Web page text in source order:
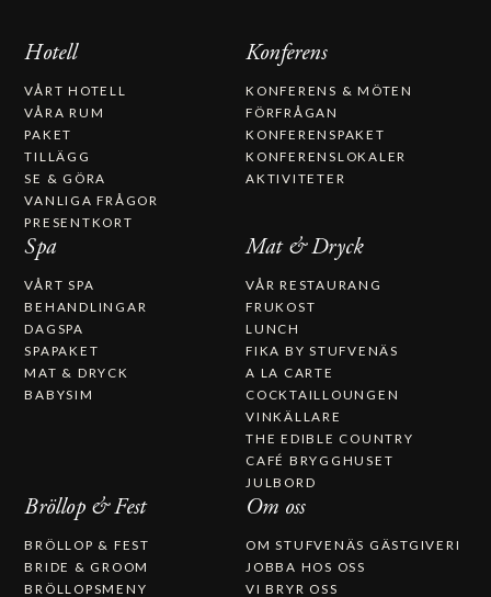
Hotell
VÅRT HOTELL
VÅRA RUM
PAKET
TILLÄGG
SE & GÖRA
VANLIGA FRÅGOR
PRESENTKORT
Konferens
KONFERENS & MÖTEN
FÖRFRÅGAN
KONFERENSPAKET
KONFERENSLOKALER
AKTIVITETER
Spa
VÅRT SPA
BEHANDLINGAR
DAGSPA
SPAPAKET
MAT & DRYCK
BABYSIM
Mat & Dryck
VÅR RESTAURANG
FRUKOST
LUNCH
FIKA BY STUFVENÄS
A LA CARTE
COCKTAILLOUNGEN
VINKÄLLARE
THE EDIBLE COUNTRY
CAFÉ BRYGGHUSET
JULBORD
Bröllop & Fest
BRÖLLOP & FEST
BRIDE & GROOM
BRÖLLOPSMENY
Om oss
OM STUFVENÄS GÄSTGIVERI
JOBBA HOS OSS
VI BRYR OSS